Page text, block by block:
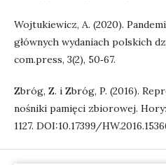
Wojtukiewicz, A. (2020).
głównych wydaniach polskich
com.press, 3(2), 50‑67.
Zbróg, Z. i Zbróg, P. (2016).
nośniki pamięci zbiorowej.
1127. DOI:10.17399/